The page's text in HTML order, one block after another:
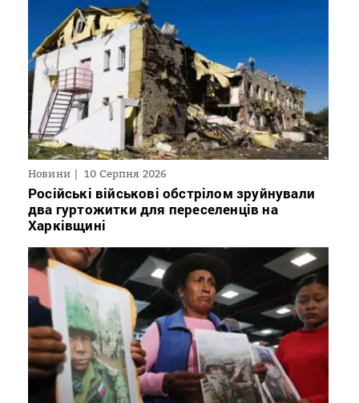
Новини 10 Серпня 2026
Російські військові обстрілом зруйнували
два гуртожитки для переселенців на
Харківщині